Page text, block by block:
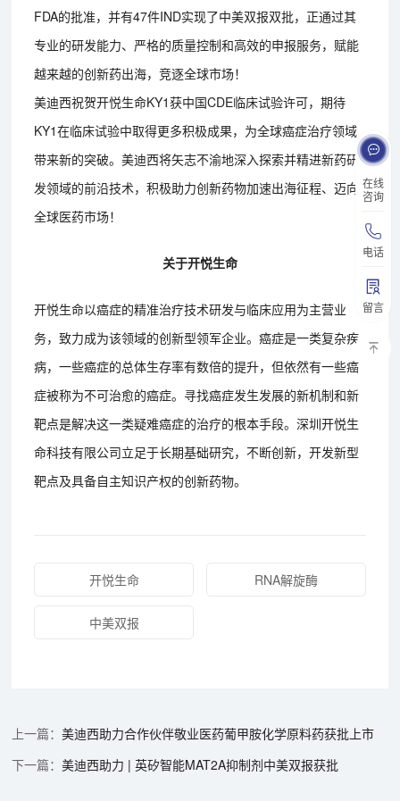
在线
咨询
电话
留言
FDA的批准，并有47件IND实现了中美双报双批，正通过其
专业的研发能力、严格的质量控制和高效的申报服务，赋能
越来越的创新药出海，竞逐全球市场！
美迪西祝贺开悦生命KY1获中国CDE临床试验许可，期待
KY1在临床试验中取得更多积极成果，为全球癌症治疗领域
带来新的突破。美迪西将矢志不渝地深入探索并精进新药研
发领域的前沿技术，积极助力创新药物加速出海征程、迈向
全球医药市场！
关于开悦生命
开悦生命以癌症的精准治疗技术研发与临床应用为主营业
务，致力成为该领域的创新型领军企业。癌症是一类复杂疾
病，一些癌症的总体生存率有数倍的提升，但依然有一些癌
症被称为不可治愈的癌症。寻找癌症发生发展的新机制和新
靶点是解决这一类疑难癌症的治疗的根本手段。深圳开悦生
命科技有限公司立足于长期基础研究，不断创新，开发新型
靶点及具备自主知识产权的创新药物。
开悦生命 RNA解旋酶
中美双报
美迪西助力合作伙伴敬业医药葡甲胺化学原料药获批上市
美迪西助力 | 英矽智能MAT2A抑制剂中美双报获批